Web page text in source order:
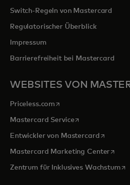
Switch-Regeln von Mastercard
Regulatorischer Überblick
Impressum
Barrierefreiheit bei Mastercard
WEBSITES VON
Priceless.com wird in einer neuen
Mastercard Servicewird in einer
Entwickler von Mastercardwird in
Mastercard Marketing Centerwird
Zentrum für Inklusives Wachstum